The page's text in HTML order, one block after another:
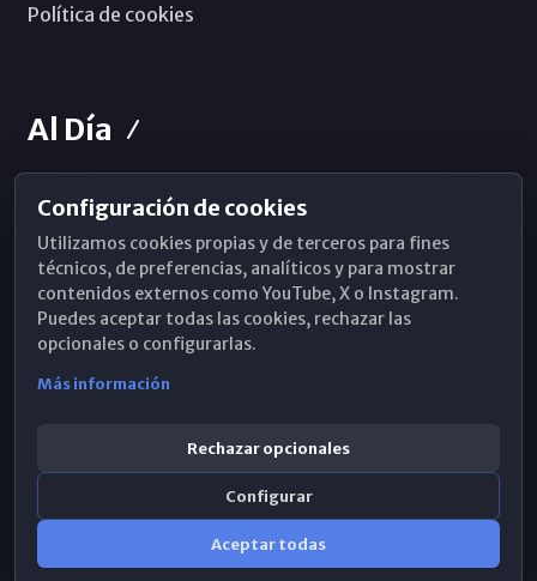
Política de cookies
Al Día
Horarios de Misa
Hemeroteca
WhatsApp
Configuración de cookies
Utilizamos cookies propias y de terceros para fines
técnicos, de preferencias, analíticos y para mostrar
contenidos externos como YouTube, X o Instagram.
Puedes aceptar todas las cookies, rechazar las
opcionales o configurarlas.
Más información
Rechazar opcionales
Configurar
Aceptar todas